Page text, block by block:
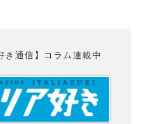
き通信】コラム連載中